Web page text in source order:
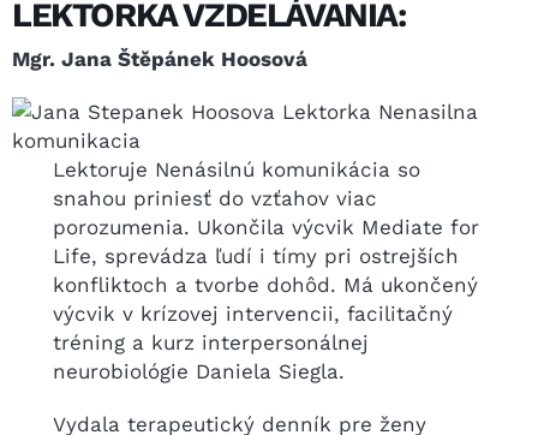
LEKTORKA VZDELÁVANIA:
Mgr. Jana Štěpánek Hoosová
Lektoruje Nenásilnú komunikácia so
snahou priniesť do vzťahov viac
porozumenia. Ukončila výcvik Mediate for
Life, sprevádza ľudí i tímy pri ostrejších
konfliktoch a tvorbe dohôd. Má ukončený
výcvik v krízovej intervencii, facilitačný
tréning a kurz interpersonálnej
neurobiológie Daniela Siegla.
Vydala terapeutický denník pre ženy